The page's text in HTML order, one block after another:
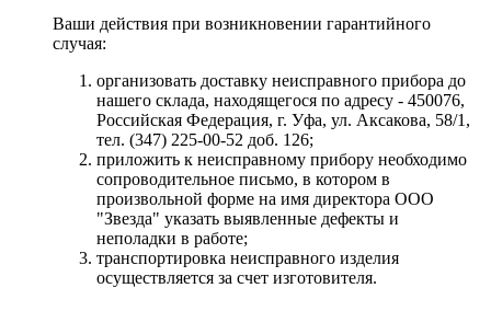
Ваши действия при возникновении гарантийного
случая:
организовать доставку неисправного прибора до
нашего склада, находящегося по адресу - 450076,
Российская Федерация, г. Уфа, ул. Аксакова, 58/1,
тел. (347) 225-00-52 доб. 126;
приложить к неисправному прибору необходимо
сопроводительное письмо, в котором в
произвольной форме на имя директора ООО
"Звезда" указать выявленные дефекты и
неполадки в работе;
транспортировка неисправного изделия
осуществляется за счет изготовителя.